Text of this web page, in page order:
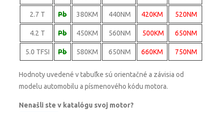
2.7 T Pb 380KM 440NM 420KM 520NM
4.2 T Pb 450KM 560NM 500KM 650NM
5.0 TFSI Pb 580KM 650NM 660KM 750NM
Hodnoty uvedené v tabuľke sú orientačné a závisia od
modelu automobilu a písmenového kódu motora.
Nenašli ste v katalógu svoj motor?